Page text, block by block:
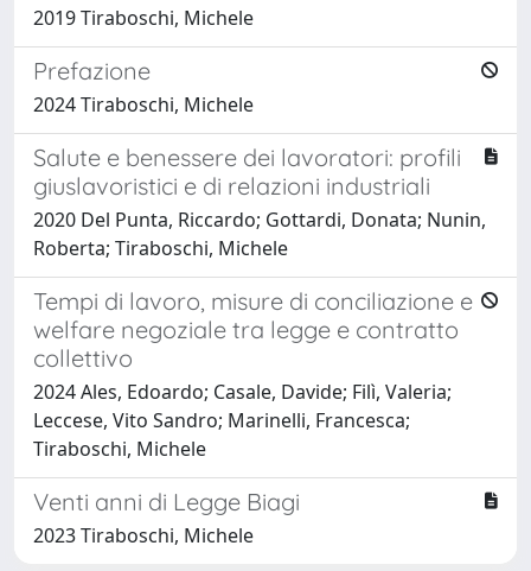
2019 Tiraboschi, Michele
Prefazione
2024 Tiraboschi, Michele
Salute e benessere dei lavoratori: profili
giuslavoristici e di relazioni industriali
2020 Del Punta, Riccardo; Gottardi, Donata; Nunin,
Roberta; Tiraboschi, Michele
Tempi di lavoro, misure di conciliazione e
welfare negoziale tra legge e contratto
collettivo
2024 Ales, Edoardo; Casale, Davide; Filì, Valeria;
Leccese, Vito Sandro; Marinelli, Francesca;
Tiraboschi, Michele
Venti anni di Legge Biagi
2023 Tiraboschi, Michele